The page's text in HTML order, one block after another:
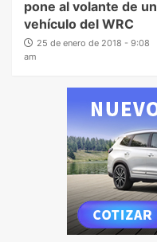
pone al volante de un
vehículo del WRC
25 de enero de 2018 - 9:08
am